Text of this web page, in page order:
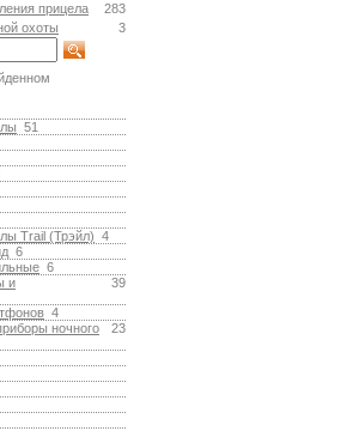
283
прицела
3
оxоты
51
4
Trail (Трэйл)
6
6
39
и
4
23
ночного